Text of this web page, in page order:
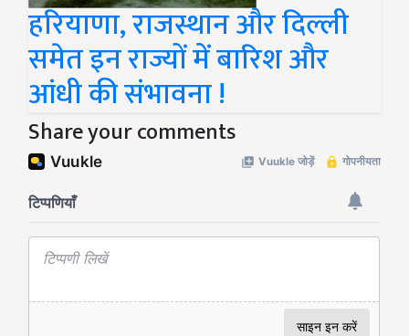
हरियाणा, राजस्थान और दिल्ली
समेत इन राज्यों में बारिश और
आंधी की संभावना !
Share your comments